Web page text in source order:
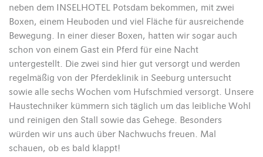
neben dem INSELHOTEL Potsdam bekommen, mit zwei
Boxen, einem Heuboden und viel Fläche für ausreichende
Bewegung. In einer dieser Boxen, hatten wir sogar auch
schon von einem Gast ein Pferd für eine Nacht
untergestellt. Die zwei sind hier gut versorgt und werden
regelmäßig von der Pferdeklinik in Seeburg untersucht
sowie alle sechs Wochen vom Hufschmied versorgt. Unsere
Haustechniker kümmern sich täglich um das leibliche Wohl
und reinigen den Stall sowie das Gehege. Besonders
würden wir uns auch über Nachwuchs freuen. Mal
schauen, ob es bald klappt!